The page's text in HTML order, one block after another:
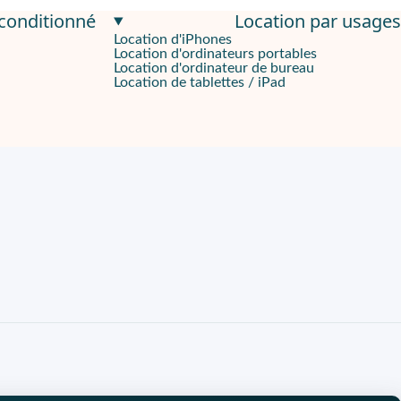
les bureaux et les zones d’accueil. Le
les risques d’accroche dans les couloirs et près des
Location par usages
Location d'iPhones
Location d'ordinateurs portables
Location d'ordinateur de bureau
Location de tablettes / iPad